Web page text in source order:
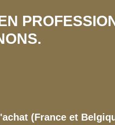
(France et